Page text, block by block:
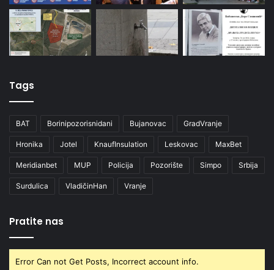
Tags
BAT Borinipozorisnidani Bujanovac GradVranje
Hronika Jotel KnaufInsulation Leskovac MaxBet
Meridianbet MUP Policija Pozorište Simpo Srbija
Surdulica VladičinHan Vranje
Pratite nas
Error Can not Get Posts, Incorrect account info.